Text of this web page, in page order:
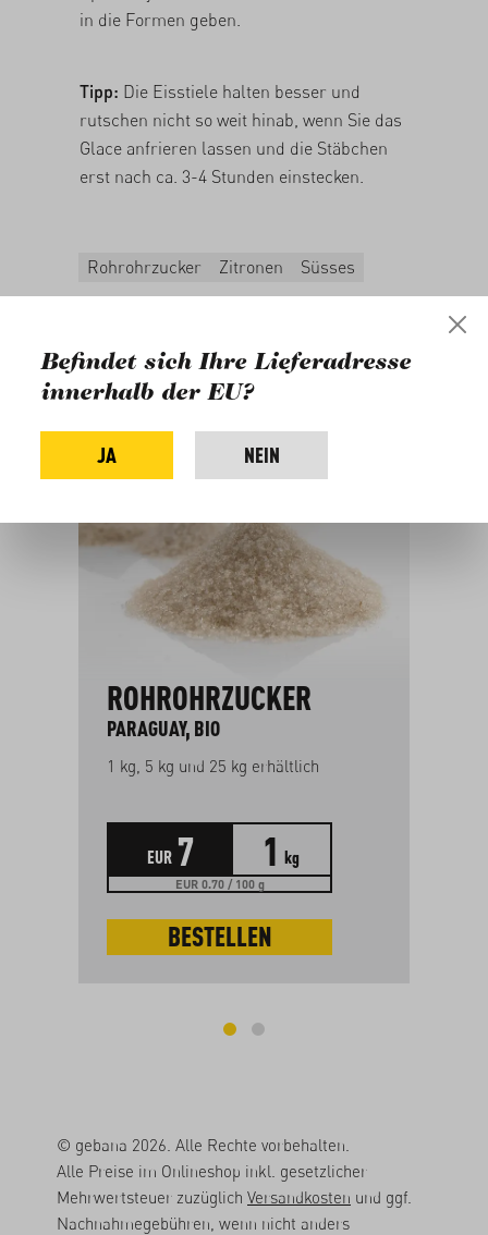
in die Formen geben.
Tipp: Die Eisstiele halten besser und
rutschen nicht so weit hinab, wenn Sie das
Glace anfrieren lassen und die Stäbchen
erst nach ca. 3-4 Stunden einstecken.
Rohrohrzucker Zitronen Süsses
ROHROHRZUCKER
PARAGUAY, BIO
1 kg, 5 kg und 25 kg erhältlich
EUR 7 1 kg
EUR 0.70 / 100 g
BESTELLEN
© gebana 2026. Alle Rechte vorbehalten.
Alle Preise im Onlineshop inkl. gesetzlicher
Mehrwertsteuer zuzüglich Versandkosten und ggf.
Nachnahmegebühren, wenn nicht anders
Befindet sich Ihre Lieferadresse
innerhalb der EU?
JA NEIN